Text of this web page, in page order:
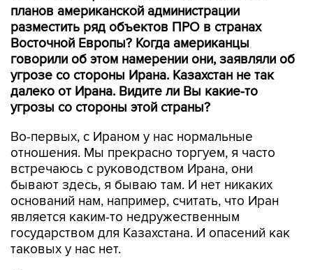
планов американской администрации
разместить ряд объектов ПРО в странах
Восточной Европы? Когда американцы
говорили об этом намерении они, заявляли об
угрозе со стороны Ирана. Казахстан не так
далеко от Ирана. Видите ли Вы какие-то
угрозы со стороны этой страны?
Во-первых, с Ираном у нас нормальные
отношения. Мы прекрасно торгуем, я часто
встречаюсь с руководством Ирана, они
бывают здесь, я бываю там. И нет никаких
оснований нам, например, считать, что Иран
является каким-то недружественным
государством для Казахстана. И опасений как
таковых у нас нет.